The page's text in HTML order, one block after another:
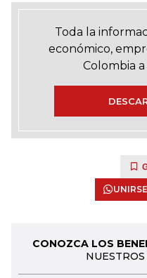
Toda la
económico,
Colombia
CONOZCA LOS